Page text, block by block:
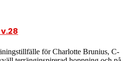
för Charlotte Brunius, C-